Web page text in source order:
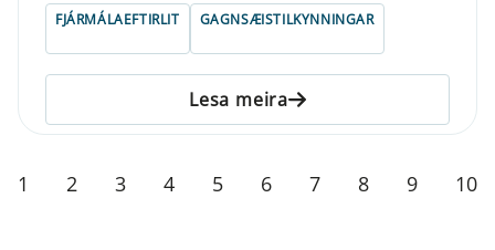
FJÁRMÁLAEFTIRLIT GAGNSÆISTILKYNNINGAR
Lesa meira
1 2 3 4 5 6 7 8 9 10